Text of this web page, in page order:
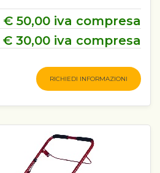
€ 50,00 iva compresa
€ 30,00 iva compresa
RICHIEDI INFORMAZIONI